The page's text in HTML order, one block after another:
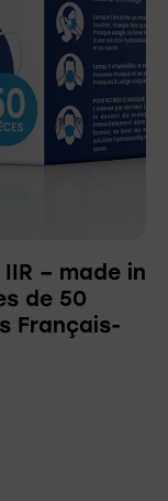
– made in
de 50
Français-